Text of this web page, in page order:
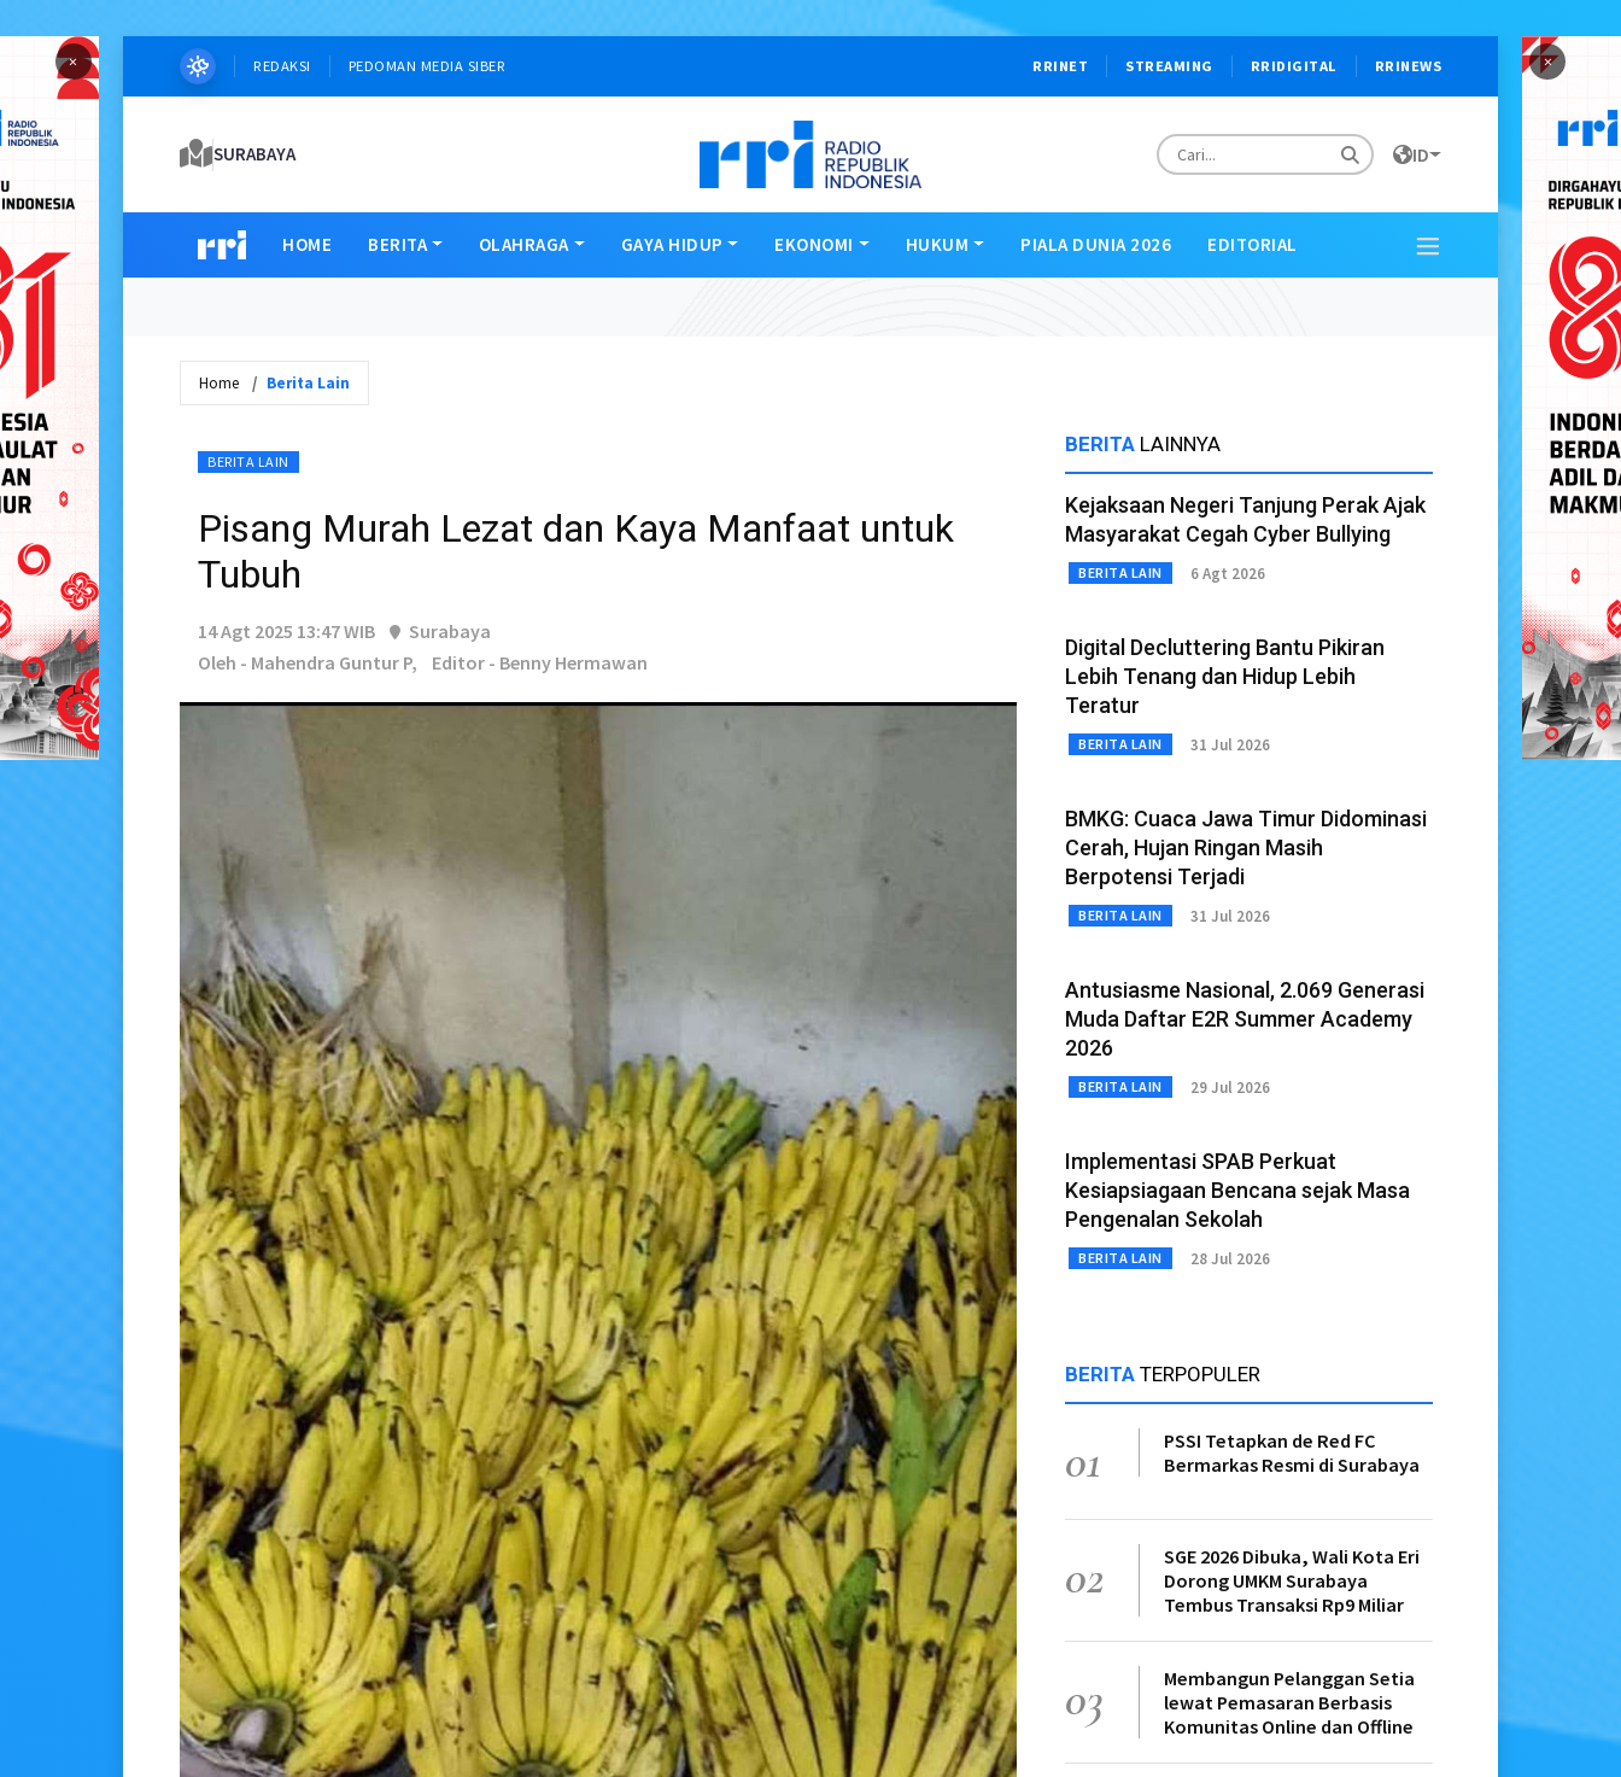
× ×
REDAKSI PEDOMAN MEDIA SIBER RRINET STREAMING RRIDIGITAL RRINEWS
SURABAYA ID
HOME BERITA OLAHRAGA GAYA HIDUP EKONOMI HUKUM PIALA DUNIA 2026 EDITORIAL
Home Berita Lain
BERITA LAIN
Pisang Murah Lezat dan Kaya Manfaat untuk
Tubuh
14 Agt 2025 13:47 WIB
Surabaya
Oleh - Mahendra Guntur P,
Editor - Benny Hermawan
BERITA LAINNYA
Kejaksaan Negeri Tanjung Perak Ajak
Masyarakat Cegah Cyber Bullying
BERITA LAIN 6 Agt 2026
Digital Decluttering Bantu Pikiran
Lebih Tenang dan Hidup Lebih
Teratur
BERITA LAIN 31 Jul 2026
BMKG: Cuaca Jawa Timur Didominasi
Cerah, Hujan Ringan Masih
Berpotensi Terjadi
BERITA LAIN 31 Jul 2026
Antusiasme Nasional, 2.069 Generasi
Muda Daftar E2R Summer Academy
2026
BERITA LAIN 29 Jul 2026
Implementasi SPAB Perkuat
Kesiapsiagaan Bencana sejak Masa
Pengenalan Sekolah
BERITA LAIN 28 Jul 2026
BERITA TERPOPULER
01
PSSI Tetapkan de Red FC
Bermarkas Resmi di Surabaya
02
SGE 2026 Dibuka, Wali Kota Eri
Dorong UMKM Surabaya
Tembus Transaksi Rp9 Miliar
03
Membangun Pelanggan Setia
lewat Pemasaran Berbasis
Komunitas Online dan Offline